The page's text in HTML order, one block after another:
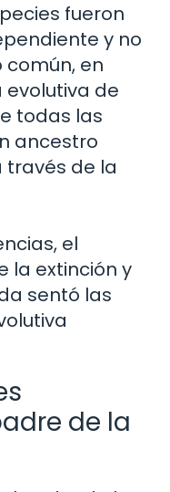
fueron
y no
en
de
todas las
ancestro
través de la
el
la extinción y
sentó las
de la